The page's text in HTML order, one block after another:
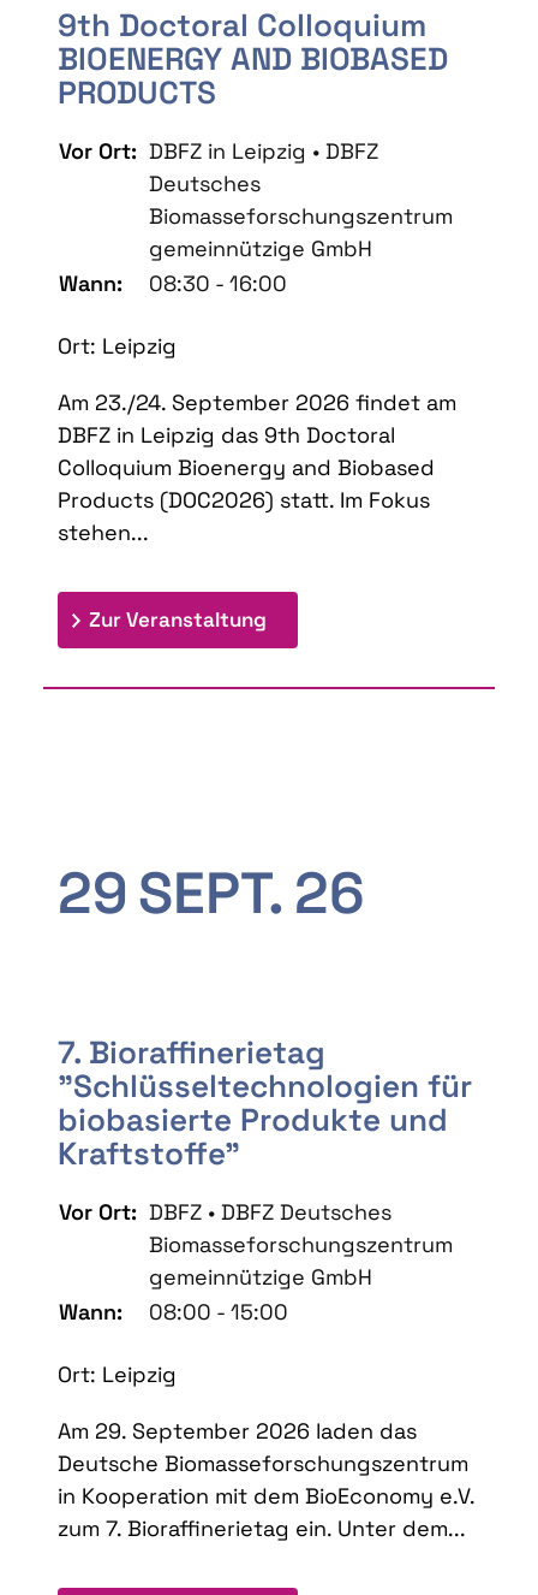
9th Doctoral Colloquium
BIOENERGY AND BIOBASED
PRODUCTS
Vor Ort: DBFZ in Leipzig • DBFZ
Deutsches
Biomasseforschungszentrum
gemeinnützige GmbH
Wann:
08:30 - 16:00
Ort: Leipzig
Am 23./24. September 2026 findet am
DBFZ in Leipzig das 9th Doctoral
Colloquium Bioenergy and Biobased
Products (DOC2026) statt. Im Fokus
stehen...
Zur Veranstaltung
29SEPT. 26
7. Bioraffinerietag
"Schlüsseltechnologien für
biobasierte Produkte und
Kraftstoffe"
Vor Ort: DBFZ • DBFZ Deutsches
Biomasseforschungszentrum
gemeinnützige GmbH
Wann:
08:00 - 15:00
Ort: Leipzig
Am 29. September 2026 laden das
Deutsche Biomasseforschungszentrum
in Kooperation mit dem BioEconomy e.V.
zum 7. Bioraffinerietag ein. Unter dem...